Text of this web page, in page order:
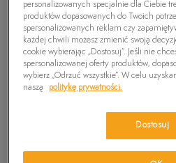
TIMBERLAND T-SHIRT SS
CREW TEE
personalizowanych specjalnie dla Ciebie
produktów dopasowanych do Twoich
spersonalizowanych reklam czy
każdej chwili możesz zmienić swoją
cookie wybierając „Dostosuj”. Jeśli nie
spersonalizowanej oferty produktów,
wybierz „Odrzuć wszystkie”. W celu
naszą
politykę prywatności.
Dostosuj